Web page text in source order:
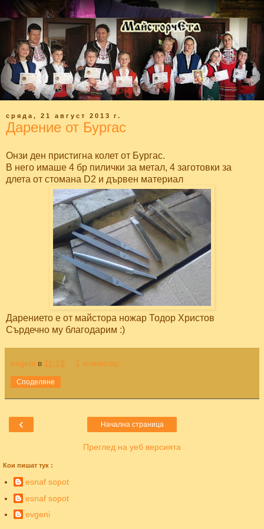
сряда, 21 август 2013 г.
Дарение от Бургас
Онзи ден пристигна колет от Бургас.
В него имаше 4 бр пилички за метал, 4 заготовки за
длета от стомана D2 и дървен материал
Дарението е от майстора ножар Тодор Христов
Сърдечно му благодарим :)
evgeni в 11:19 1 коментар:
Споделяне
‹ Начална страница
Преглед на уеб версията
Кои пишат тук :
esnaf sopot
esnaf sopot
evgeni